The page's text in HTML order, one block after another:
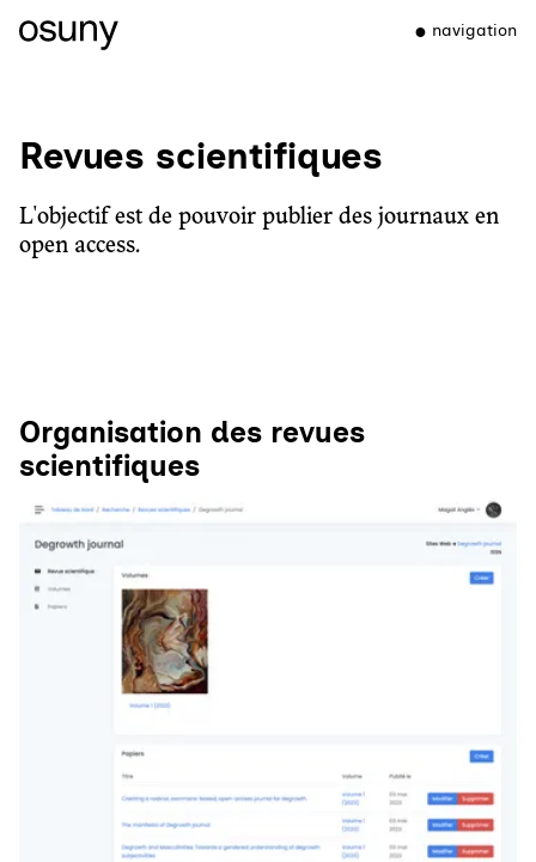
navigation
Revues scientifiques
L'objectif est de pouvoir publier des journaux en
open access.
Organisation des revues
scientifiques
Agrandir